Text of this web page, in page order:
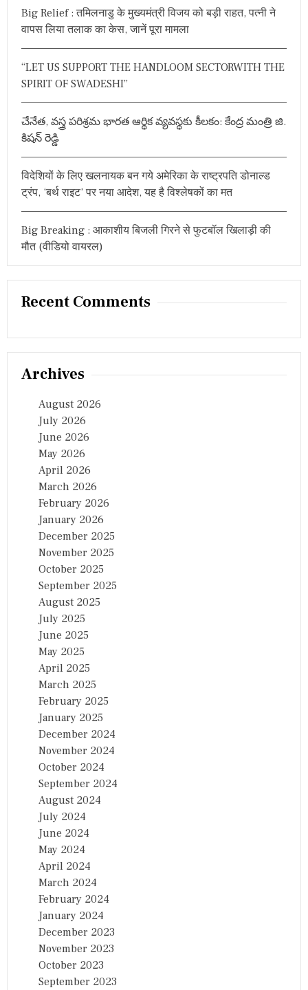
डी
प
Big Relief : तमिलनाडु के मुख्यमंत्री विजय को बड़ी राहत, पत्नी ने
वापस लिया तलाक का केस, जानें पूरा मामला
“LET US SUPPORT THE HANDLOOM SECTORWITH THE
SPIRIT OF SWADESHI”
చేనేత, వస్త్ర పరిశ్రమ భారత ఆర్థిక వ్యవస్థకు కీలకం: కేంద్ర మంత్రి జి.
కిషన్ రెడ్డి
विदेशियों के लिए खलनायक बन गये अमेरिका के राष्ट्रपति डोनाल्ड
ट्रंप, ‘बर्थ राइट’ पर नया आदेश, यह है विश्लेषकों का मत
Big Breaking : आकाशीय बिजली गिरने से फुटबॉल खिलाड़ी की
मौत (वीडियो वायरल)
Recent Comments
Archives
August 2026
July 2026
June 2026
May 2026
April 2026
March 2026
February 2026
January 2026
December 2025
November 2025
October 2025
September 2025
August 2025
July 2025
June 2025
May 2025
April 2025
March 2025
February 2025
January 2025
December 2024
November 2024
October 2024
September 2024
August 2024
July 2024
June 2024
May 2024
April 2024
March 2024
February 2024
January 2024
December 2023
November 2023
October 2023
September 2023